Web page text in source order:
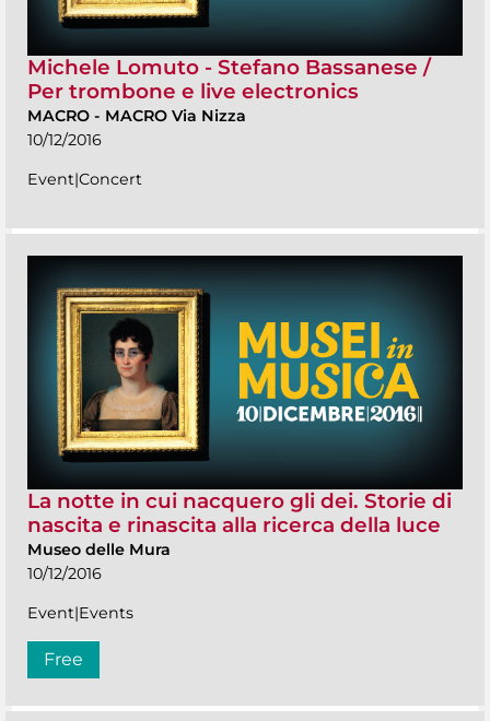
Michele Lomuto - Stefano Bassanese /
Per trombone e live electronics
MACRO - MACRO Via Nizza
10/12/2016
Event|Concert
La notte in cui nacquero gli dei. Storie di
nascita e rinascita alla ricerca della luce
Museo delle Mura
10/12/2016
Event|Events
Free